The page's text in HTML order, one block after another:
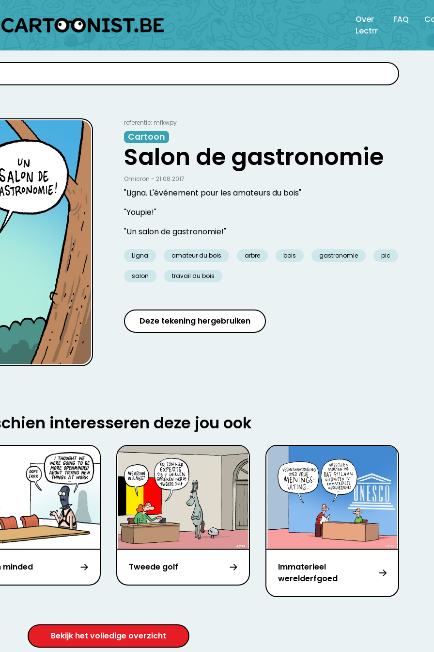
Over
Lectrr
FAQ
referentie: mfkwpy
Cartoon
Salon de gastronomie
"Ligna. L'événement pour les amateurs du bois"
"Youpie!"
"Un salon de gastronomie!"
Ligna amateur du bois arbre bois gastronomie pic
salon travail du bois
Omicron - 21.08.2017
Deze tekening hergebruiken
interesseren deze jou ook
minded Tweede golf
Immaterieel
werelderfgoed
Bekijk het volledige overzicht